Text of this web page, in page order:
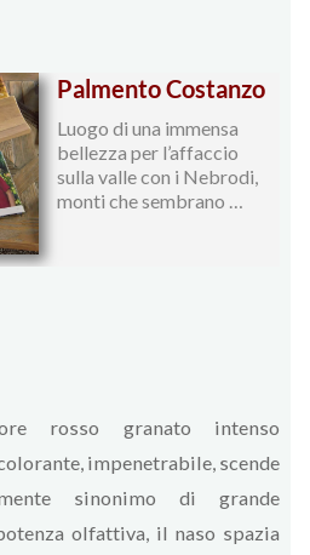
Palmento Costanzo
Luogo di una immensa
bellezza per l’affaccio
sulla valle con i Nebrodi,
monti che sembrano …
rosso granato intenso
impenetrabile, scende
sinonimo di grande
olfattiva, il naso spazia